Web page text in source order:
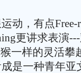
，有点Free-
更讲求表演
一样的灵活攀
是一种青年亚